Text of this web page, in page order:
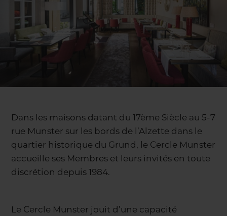
Dans les maisons datant du 17ème Siècle au 5-7
rue Munster sur les bords de l’Alzette dans le
quartier historique du Grund, le Cercle Munster
accueille ses Membres et leurs invités en toute
discrétion depuis 1984.
Le Cercle Munster jouit d’une capacité